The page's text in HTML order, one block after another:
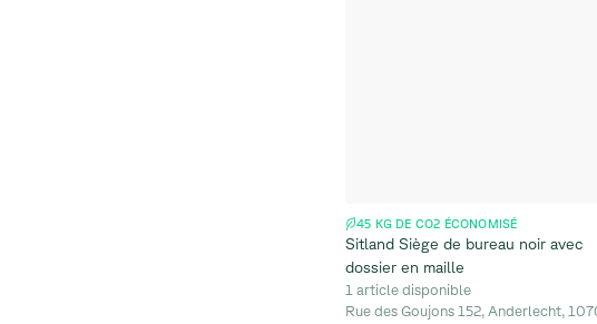
45 KG DE CO2 ÉCONOMISÉ
Sitland Siège de bureau noir avec
dossier en maille
1 article disponible
Rue des Goujons 152, Anderlecht,